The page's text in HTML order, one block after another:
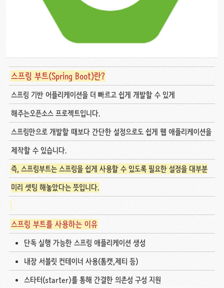
스프링 부트(Spring Boot)란?
스프링 기반 어플리케이션을 더 빠르고 쉽게 개발할 수 있게
해주는오픈소스 프로젝트입니다.
스프링만으로 개발할 때보다 간단한 설정으로도 쉽게 웹 애플리케이션을
제작할 수 있습니다.
즉, 스프링부트는 스프링을 쉽게 사용할 수 있도록 필요한 설정을 대부분
미리 셋팅 해놓았다는 뜻입니다.
스프링 부트를 사용하는 이유
단독 실행 가능한 스프링 애플리케이션 생성
내장 서블릿 컨테이너 사용(톰캣,제티 등)
스타터(starter)를 통해 간결한 의존성 구성 지원